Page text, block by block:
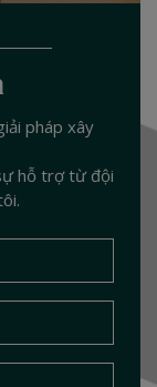
pháp xây
hỗ trợ từ đội